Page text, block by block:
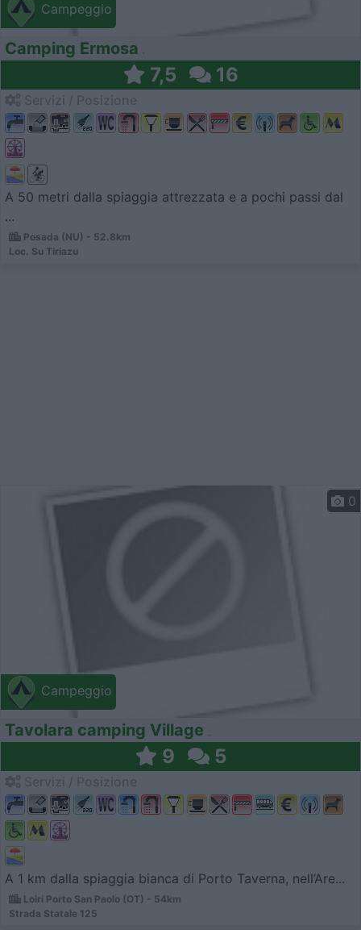
Campeggio
Camping Ermosa
7,5 16
A 50 metri dalla spiaggia attrezzata e a pochi passi dal
...
Posada (NU) - 52.8km
Loc. Su Tiriazu
Campeggio
0
Tavolara camping Village
9 5
A 1 km dalla spiaggia bianca di Porto Taverna, nell’Are...
Loiri Porto San Paolo (OT) - 54km
Strada Statale 125